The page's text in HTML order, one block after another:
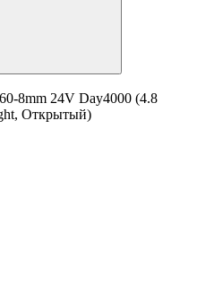
8mm 24V Day4000 (4.8
Открытый)